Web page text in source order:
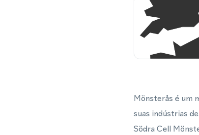
Mönsterås é um
suas indústrias
Södra Cell